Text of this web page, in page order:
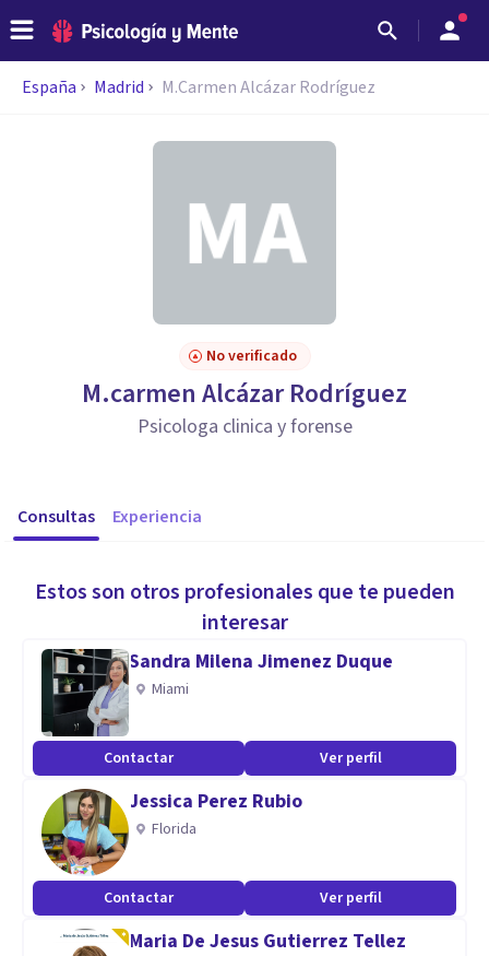
España Madrid M.Carmen Alcázar Rodríguez
No verificado
M.carmen Alcázar Rodríguez
Psicologa clinica y forense
Consultas Experiencia
Estos son otros profesionales que te pueden
interesar
Sandra Milena Jimenez Duque
Miami
Contactar Ver perfil
Jessica Perez Rubio
Florida
Contactar Ver perfil
Maria De Jesus Gutierrez Tellez